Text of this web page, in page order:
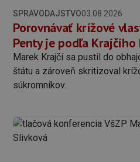
SPRAVODAJSTVO03.08.2026
Porovnávať krížové
Penty je podľa
Marek Krajčí sa pustil do
štátu a zároveň skritizoval
súkromníkov.